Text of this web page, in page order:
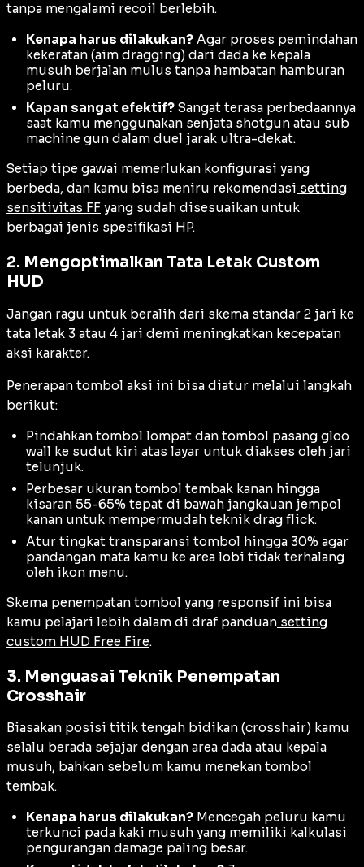
tanpa mengalami recoil berlebih.
Kenapa harus dilakukan? Agar proses pemindahan
kekeratan (aim dragging) dari dada ke kepala
musuh berjalan mulus tanpa hambatan hamburan
peluru.
Kapan sangat efektif? Sangat terasa perbedaannya
saat kamu menggunakan senjata shotgun atau sub
machine gun dalam duel jarak ultra-dekat.
Setiap tipe gawai memerlukan konfigurasi yang
berbeda, dan kamu bisa meniru rekomendasi setting
sensitivitas FF yang sudah disesuaikan untuk
berbagai jenis spesifikasi HP.
2. Mengoptimalkan Tata Letak Custom
HUD
Jangan ragu untuk beralih dari skema standar 2 jari ke
tata letak 3 atau 4 jari demi meningkatkan kecepatan
aksi karakter.
Penerapan tombol aksi ini bisa diatur melalui langkah
berikut:
Pindahkan tombol lompat dan tombol pasang gloo
wall ke sudut kiri atas layar untuk diakses oleh jari
telunjuk.
Perbesar ukuran tombol tembak kanan hingga
kisaran 55-65% tepat di bawah jangkauan jempol
kanan untuk mempermudah teknik drag flick.
Atur tingkat transparansi tombol hingga 30% agar
pandangan mata kamu ke area lobi tidak terhalang
oleh ikon menu.
Skema penempatan tombol yang responsif ini bisa
kamu pelajari lebih dalam di draf panduan setting
custom HUD Free Fire.
3. Menguasai Teknik Penempatan
Crosshair
Biasakan posisi titik tengah bidikan (crosshair) kamu
selalu berada sejajar dengan area dada atau kepala
musuh, bahkan sebelum kamu menekan tombol
tembak.
Kenapa harus dilakukan? Mencegah peluru kamu
terkunci pada kaki musuh yang memiliki kalkulasi
pengurangan damage paling besar.